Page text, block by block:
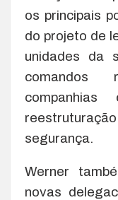
os principais
do projeto de
unidades da
comandos
companhias
segurança.
Werner
novas